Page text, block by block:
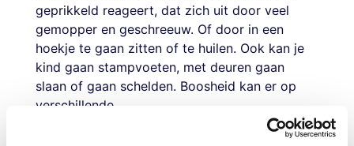
geprikkeld reageert, dat zich uit door veel
gemopper en geschreeuw. Of door in een
hoekje te gaan zitten of te huilen. Ook kan je
kind gaan stampvoeten, met deuren gaan
slaan of gaan schelden. Boosheid kan er op
verschillende...